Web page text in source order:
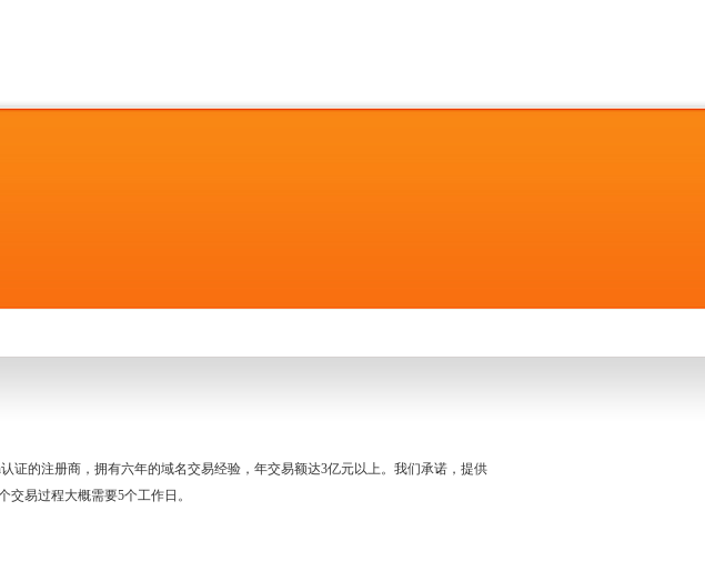
证的注册商，拥有六年的域名交易经验，年交易额达3亿元以上。我们承诺，提供
易过程大概需要5个工作日。